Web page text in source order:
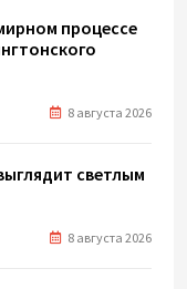
процессе
8 августа 2026
светлым
8 августа 2026